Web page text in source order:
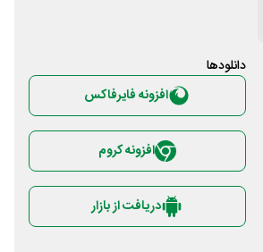
دانلود‌ها
افزونه فایرفاکس
افزونه کروم
دریافت از بازار